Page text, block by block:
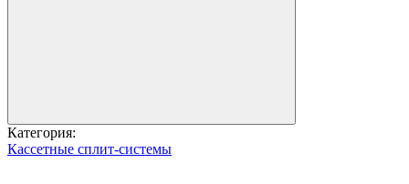
Категория:
Кассетные сплит-системы